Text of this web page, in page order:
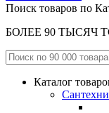
Поиск товаров по
БОЛЕЕ 90 ТЫСЯЧ
Каталог